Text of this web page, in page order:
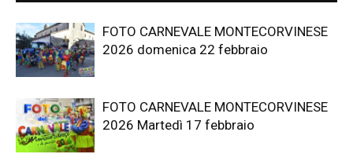
FOTO CARNEVALE MONTECORVINESE
2026 domenica 22 febbraio
FOTO CARNEVALE MONTECORVINESE
2026 Martedì 17 febbraio